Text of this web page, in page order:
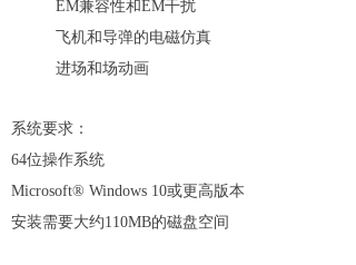
EM兼容性和EM干扰
飞机和导弹的电磁仿真
进场和场动画
系统要求：
64位操作系统
Microsoft® Windows 10或更高版本
安装需要大约110MB的磁盘空间